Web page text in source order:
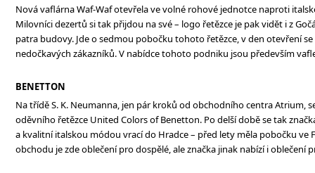
Nová vaflárna Waf-Waf otevřela ve volné rohové jednotce naproti
Milovníci dezertů si tak přijdou na své – logo řetězce je pak vidět i z
patra budovy. Jde o sedmou pobočku tohoto řetězce, v den otevření
nedočkavých zákazníků. V nabídce tohoto podniku jsou především
BENETTON
Na třídě S. K. Neumanna, jen pár kroků od obchodního centra Atrium,
oděvního řetězce United Colors of Benetton. Po delší době se tak
a kvalitní italskou módou vrací do Hradce – před lety měla pobočku ve
obchodu je zde oblečení pro dospělé, ale značka jinak nabízí i oblečení